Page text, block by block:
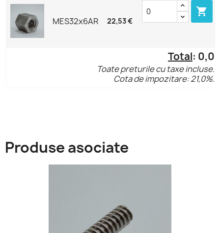
MES32x6AR 22,53 €

Total: 0,0
Toate preturile cu taxe incluse.
Cota de impozitare: 21,0%.
Produse asociate